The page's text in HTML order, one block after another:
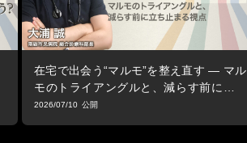
在宅で出会う“マルモ”を整え直す ― マル
モのトライアングルと、減らす前に立ち
止まる視点
2026/07/10